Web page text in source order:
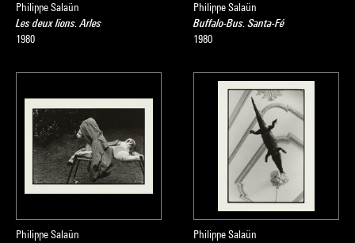
Philippe Salaün
Les deux lions. Arles
1980
Philippe Salaün
Buffalo-Bus. Santa-Fé
1980
Philippe Salaün
Philippe Salaün